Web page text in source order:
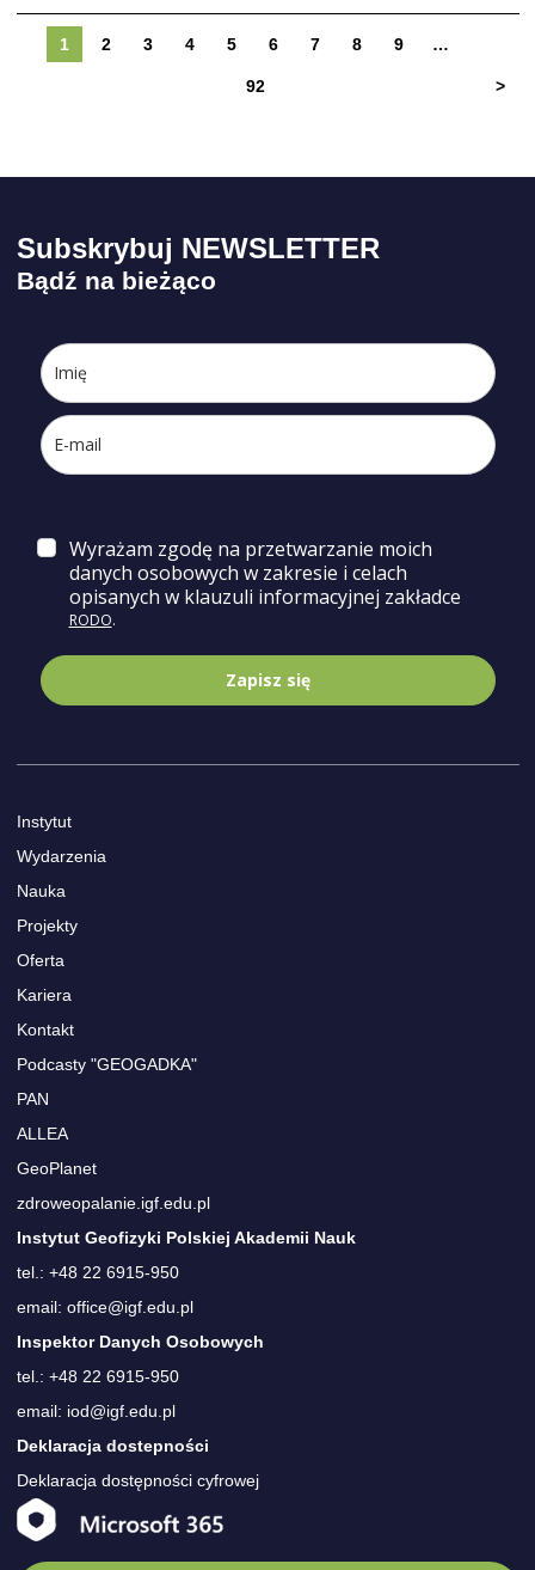
1 2 3 4 5 6 7 8 9 …
92 >
Subskrybuj NEWSLETTER
Bądź na bieżąco
Wyrażam zgodę na przetwarzanie moich
danych osobowych w zakresie i celach
opisanych w klauzuli informacyjnej zakładce
RODO.
Zapisz się
Instytut
Wydarzenia
Nauka
Projekty
Oferta
Kariera
Kontakt
Podcasty "GEOGADKA"
PAN
ALLEA
GeoPlanet
zdroweopalanie.igf.edu.pl
Instytut Geofizyki Polskiej Akademii Nauk
tel.: +48 22 6915-950
email: office@igf.edu.pl
Inspektor Danych Osobowych
tel.: +48 22 6915-950
email: iod@igf.edu.pl
Deklaracja dostepności
Deklaracja dostępności cyfrowej